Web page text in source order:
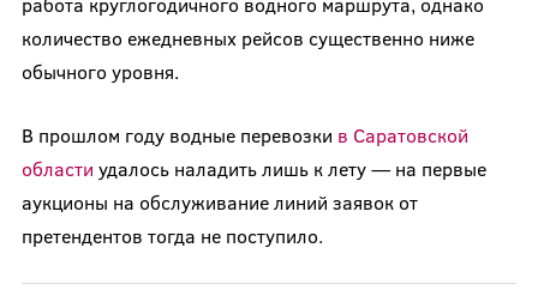
количество ежедневных рейсов существенно ниже
обычного уровня.
В прошлом году водные перевозки в Саратовской
области удалось наладить лишь к лету — на первые
аукционы на обслуживание линий заявок от
претендентов тогда не поступило.